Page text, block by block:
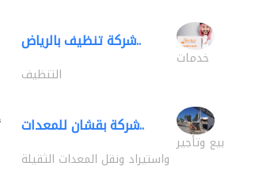
شركة تنظيف بالرياض..
خدمات
التنظيف
شركة بقشان للمعدات..
بيع وتأجير
واستيراد ونقل المعدات الثقيلة